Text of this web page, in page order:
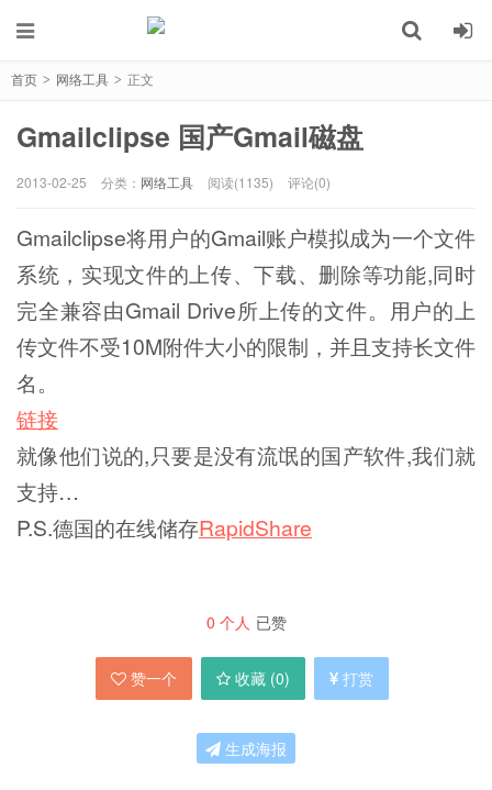
首页 > 网络工具 > 正文
Gmailclipse 国产Gmail磁盘
2013-02-25 分类： 网络工具 阅读(1135) 评论(0)
Gmailclipse将用户的Gmail账户模拟成为一个文件
系统，实现文件的上传、下载、删除等功能,同时
完全兼容由Gmail Drive所上传的文件。用户的上
传文件不受10M附件大小的限制，并且支持长文件
名。
链接
就像他们说的,只要是没有流氓的国产软件,我们就
支持…
P.S.德国的在线储存RapidShare
0 个人 已赞
赞一个 收藏 (0) 打赏
生成海报